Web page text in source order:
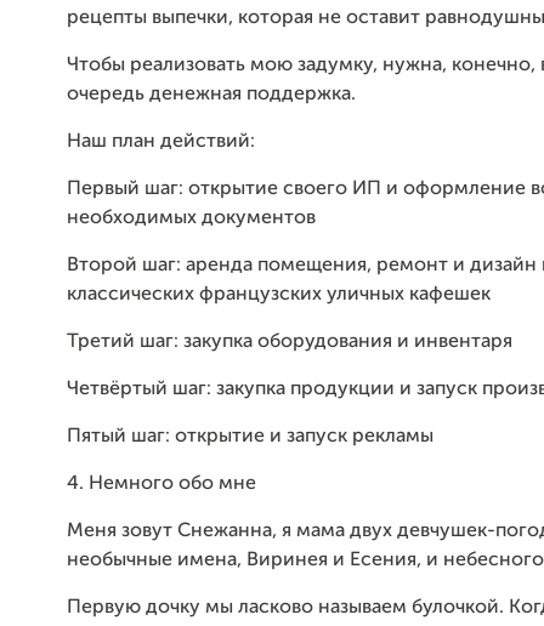
рецепты выпечки, которая не оставит
Чтобы реализовать мою задумку, нужна, конечно,
очередь денежная поддержка.
Наш план действий:
Первый шаг: открытие своего ИП и оформление
необходимых документов
Второй шаг: аренда помещения, ремонт и дизайн
классических французских уличных кафешек
Третий шаг: закупка оборудования и инвентаря
Четвёртый шаг: закупка продукции и запуск
Пятый шаг: открытие и запуск рекламы
4. Немного обо мне
Меня зовут Снежанна, я мама двух девчушек-
необычные имена, Виринея и Есения, и небесного
Первую дочку мы ласково называем булочкой.